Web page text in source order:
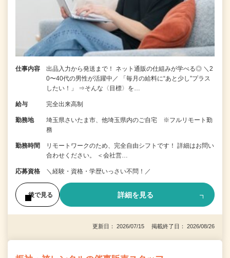
仕事内容
出品入力から発送まで！ ネット通販の仕組みが学べる◎ ＼2
0〜40代の男性が活躍中／ 「毎月の給料に“あと少し”プラス
したい！」 ⇒そんな〈目標〉を…
給与 完全出来高制
勤務地
埼玉県さいたま市、他埼玉県内のご自宅 ※フルリモート勤
務
勤務時間
リモートワークのため、完全自由シフトです！ 詳細はお問い
合わせください。 ＜会社営…
応募資格 ＼経験・資格・学歴いっさい不問！／
後で見る 詳細を見る
更新日： 2026/07/15 掲載終了日： 2026/08/26